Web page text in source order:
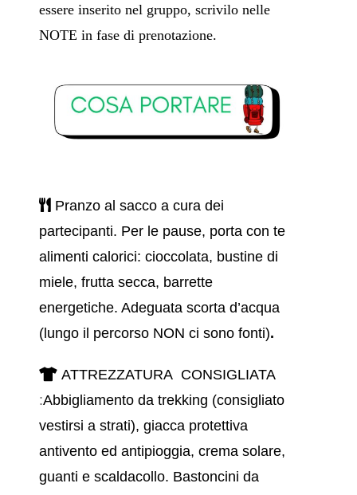
essere inserito nel gruppo, scrivilo nelle
NOTE in fase di prenotazione.
Pranzo al sacco a cura dei
partecipanti. Per le pause, porta con te
alimenti calorici: cioccolata, bustine di
miele, frutta secca, barrette
energetiche. Adeguata scorta d’acqua
(lungo il percorso NON ci sono fonti).
ATTREZZATURA CONSIGLIATA
:Abbigliamento da trekking (consigliato
vestirsi a strati), giacca protettiva
antivento ed antipioggia, crema solare,
guanti e scaldacollo. Bastoncini da